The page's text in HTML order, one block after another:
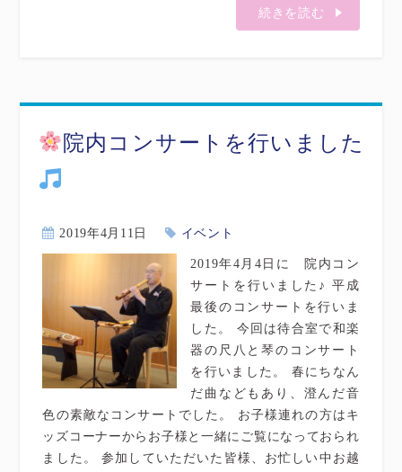
続きを読む
院内コンサートを行いました
2019年4月11日 イベント
2019年4月4日に 院内コン
サートを行いました♪ 平成
最後のコンサートを行いま
した。 今回は待合室で和楽
器の尺八と琴のコンサート
を行いました。 春にちなん
だ曲などもあり、澄んだ音
色の素敵なコンサートでした。 お子様連れの方はキ
ッズコーナーからお子様と一緒にご覧になっておられ
ました。 参加していただいた皆様、お忙しい中お越